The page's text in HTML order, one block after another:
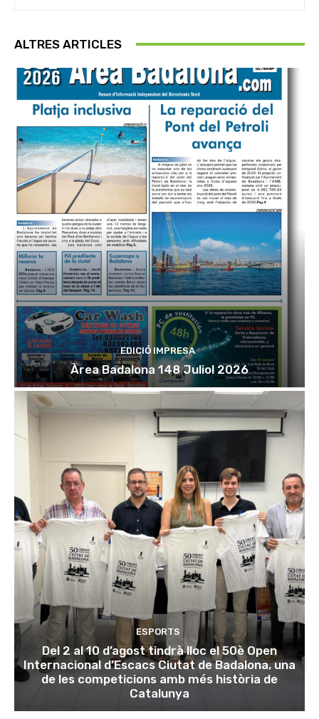
ALTRES ARTICLES
EDICIÓ IMPRESA
Àrea Badalona 148 Juliol 2026
ESPORTS
Del 2 al 10 d’agost tindrà lloc el 50è Open
Internacional d’Escacs Ciutat de Badalona, una
de les competicions amb més història de
Catalunya